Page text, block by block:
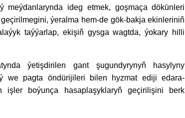
meýdanlarynda ideg etmek, goşmaça dökünleri
ýeralma hem-de gök-bakja ekinleriniň
taýýarlap, ekişiň gysga wagtda, ýokary hilli
ýetişdirilen gant şugundyrynyň hasylyny
we pagta öndürijileri bilen hyzmat ediji edara-
işler boýunça hasaplaşyklaryň geçirilişini berk